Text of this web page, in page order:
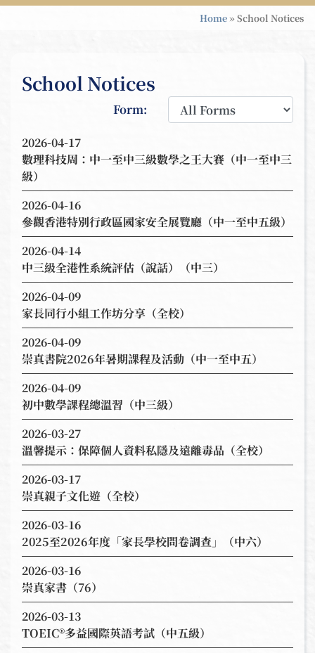
Home »School Notices
School Notices
Form:
2026-04-17
數理科技周：中一至中三級數學之王大賽（中一至中三
級）
2026-04-16
參觀香港特別行政區國家安全展覽廳（中一至中五級）
2026-04-14
中三級全港性系統評估（說話）（中三）
2026-04-09
家長同行小組工作坊分享（全校）
2026-04-09
崇真書院2026年暑期課程及活動（中一至中五）
2026-04-09
初中數學課程總溫習（中三級）
2026-03-27
溫馨提示：保障個人資料私隱及遠離毒品（全校）
2026-03-17
崇真親子文化遊（全校）
2026-03-16
2025至2026年度「家長學校問卷調查」（中六）
2026-03-16
崇真家書（76）
2026-03-13
TOEIC®多益國際英語考試（中五級）